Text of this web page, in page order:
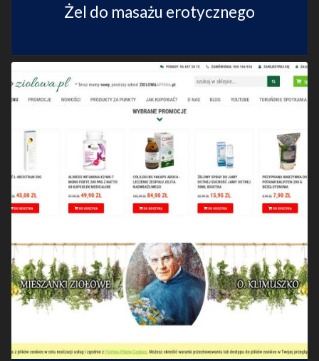
Żel do masażu erotycznego